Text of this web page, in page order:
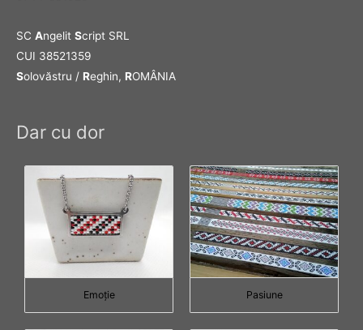
SC Angelit Script SRL
CUI 38521359
Solovăstru / Reghin, ROMÂNIA
Dar cu dor
Emoţie Pasiune